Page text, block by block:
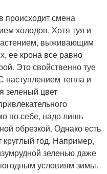
происходит смена
холодов. Хотя туя и
выживающим
ее крона все равно
Это свойственно туе
наступлением тепла и
зеленый цвет
по себе, надо лишь
обрезкой. Однако есть
год. Например,
зеленью даже
условиям зимы.